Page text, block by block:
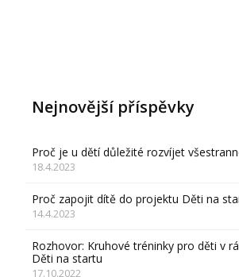
Nejnovější příspěvky
Proč je u dětí důležité rozvíjet
18.4.2023
Proč zapojit dítě do projektu Děti na
14.4.2023
Rozhovor: Kruhové tréninky pro děti v
Děti na startu
17.10.2022